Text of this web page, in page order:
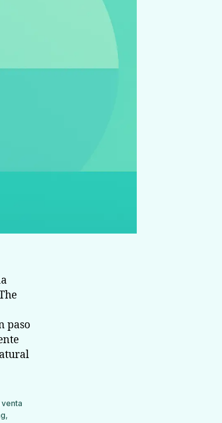
paso
,